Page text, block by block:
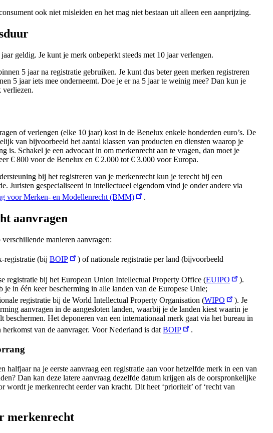
ook niet misleiden en het mag niet bestaan uit alleen een aanprijzing.
geldig. Je kunt je merk onbeperkt steeds met 10 jaar verlengen.
5 jaar na registratie gebruiken. Je kunt dus beter geen merken registreren
5 jaar iets mee onderneemt. Doe je er na 5 jaar te weinig mee? Dan kun je
verliezen.
of verlengen (elke 10 jaar) kost in de Benelux enkele honderden euro’s. De
van bijvoorbeeld het aantal klassen van producten en diensten waarop je
is. Schakel je een advocaat in om merkenrecht aan te vragen, dan moet je
€ 800 voor de Benelux en € 2.000 tot € 3.000 voor Europa.
bij het registreren van je merkenrecht kun je terecht bij een
Juristen gespecialiseerd in intellectueel eigendom vind je onder andere via
voor Merken- en Modellenrecht (BMM)
.
aanvragen
manieren aanvragen:
registratie (bij BOIP
) of nationale registratie per land (bijvoorbeeld
registratie bij het European Union Intellectual Property Office (EUIPO
).
je in één keer bescherming in alle landen van de Europese Unie;
registratie bij de World Intellectual Property Organisation (WIPO
). Je
aanvragen in de aangesloten landen, waarbij je de landen kiest waarin je
beschermen. Het deponeren van een internationaal merk gaat via het bureau in
herkomst van de aanvrager. Voor Nederland is dat BOIP .
halfjaar na je eerste aanvraag een registratie aan voor hetzelfde merk in een van
Dan kan deze latere aanvraag dezelfde datum krijgen als de oorspronkelijke
wordt je merkenrecht eerder van kracht. Dit heet ‘prioriteit’ of ‘recht van
merkenrecht